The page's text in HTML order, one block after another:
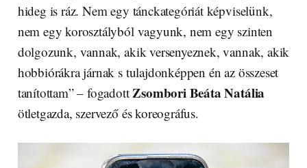
hideg is ráz. Nem egy tánckategóriát képviselünk,
nem egy korosztályból vagyunk, nem egy szinten
dolgozunk, vannak, akik versenyeznek, vannak, akik
hobbiórákra járnak s tulajdonképpen én az összeset
tanítottam” – fogadottZsombori Beáta Natália
ötletgazda, szervező és koreográfus.